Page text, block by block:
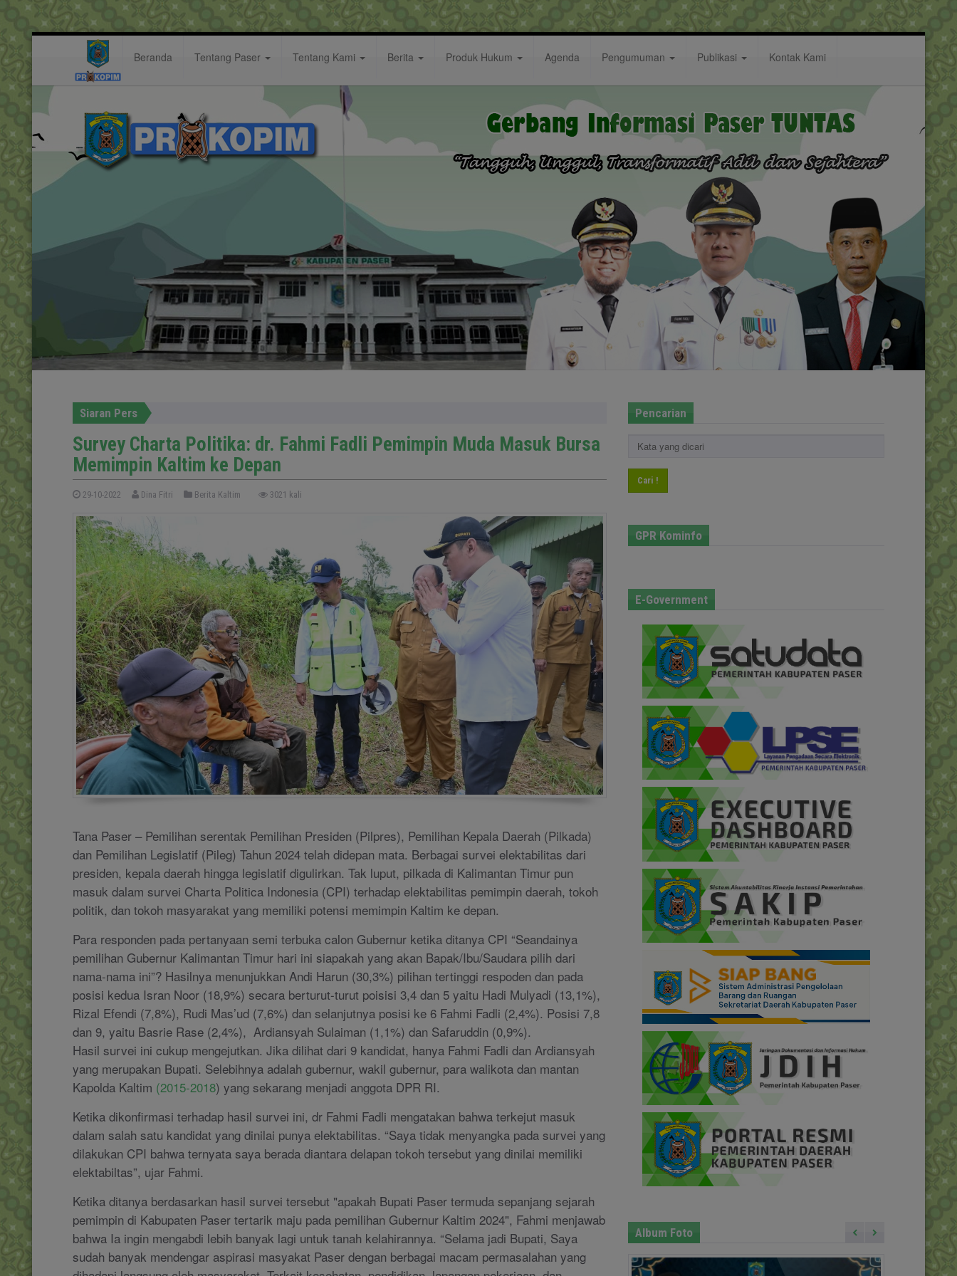
Beranda Tentang Paser Tentang Kami Berita Produk Hukum Agenda Pengumuman Publikasi Kontak Kami
Berita:
Siaran Pers
Survey Charta Politika: dr. Fahmi Fadli Pemimpin Muda Masuk Bursa
Memimpin Kaltim ke Depan
29-10-2022 Dina Fitri Berita Kaltim 3021 kali
Tana Paser – Pemilihan serentak Pemilihan Presiden (Pilpres), Pemilihan Kepala Daerah (Pilkada)
dan Pemilihan Legislatif (Pileg) Tahun 2024 telah didepan mata. Berbagai survei elektabilitas dari
presiden, kepala daerah hingga legislatif digulirkan. Tak luput, pilkada di Kalimantan Timur pun
masuk dalam survei Charta Politica Indonesia (CPI) terhadap elektabilitas pemimpin daerah, tokoh
politik, dan tokoh masyarakat yang memiliki potensi memimpin Kaltim ke depan.
Para responden pada pertanyaan semi terbuka calon Gubernur ketika ditanya CPI “Seandainya
pemilihan Gubernur Kalimantan Timur hari ini siapakah yang akan Bapak/Ibu/Saudara pilih dari
nama-nama ini”? Hasilnya menunjukkan Andi Harun (30,3%) pilihan tertinggi respoden dan pada
posisi kedua Isran Noor (18,9%) secara berturut-turut poisisi 3,4 dan 5 yaitu Hadi Mulyadi (13,1%),
Rizal Efendi (7,8%), Rudi Mas’ud (7,6%) dan selanjutnya posisi ke 6 Fahmi Fadli (2,4%). Posisi 7,8
dan 9, yaitu Basrie Rase (2,4%), Ardiansyah Sulaiman (1,1%) dan Safaruddin (0,9%).
Hasil survei ini cukup mengejutkan. Jika dilihat dari 9 kandidat, hanya Fahmi Fadli dan Ardiansyah
yang merupakan Bupati. Selebihnya adalah gubernur, wakil gubernur, para walikota dan mantan
Kapolda Kaltim (2015-2018) yang sekarang menjadi anggota DPR RI.
Ketika dikonfirmasi terhadap hasil survei ini, dr Fahmi Fadli mengatakan bahwa terkejut masuk
dalam salah satu kandidat yang dinilai punya elektabilitas. “Saya tidak menyangka pada survei yang
dilakukan CPI bahwa ternyata saya berada diantara delapan tokoh tersebut yang dinilai memiliki
elektabiltas”, ujar Fahmi.
Ketika ditanya berdasarkan hasil survei tersebut "apakah Bupati Paser termuda sepanjang sejarah
pemimpin di Kabupaten Paser tertarik maju pada pemilihan Gubernur Kaltim 2024", Fahmi menjawab
bahwa Ia ingin mengabdi lebih banyak lagi untuk tanah kelahirannya. “Selama jadi Bupati, Saya
sudah banyak mendengar aspirasi masyakat Paser dengan berbagai macam permasalahan yang
Pencarian
Cari !
GPR Kominfo
E-Government
Album Foto